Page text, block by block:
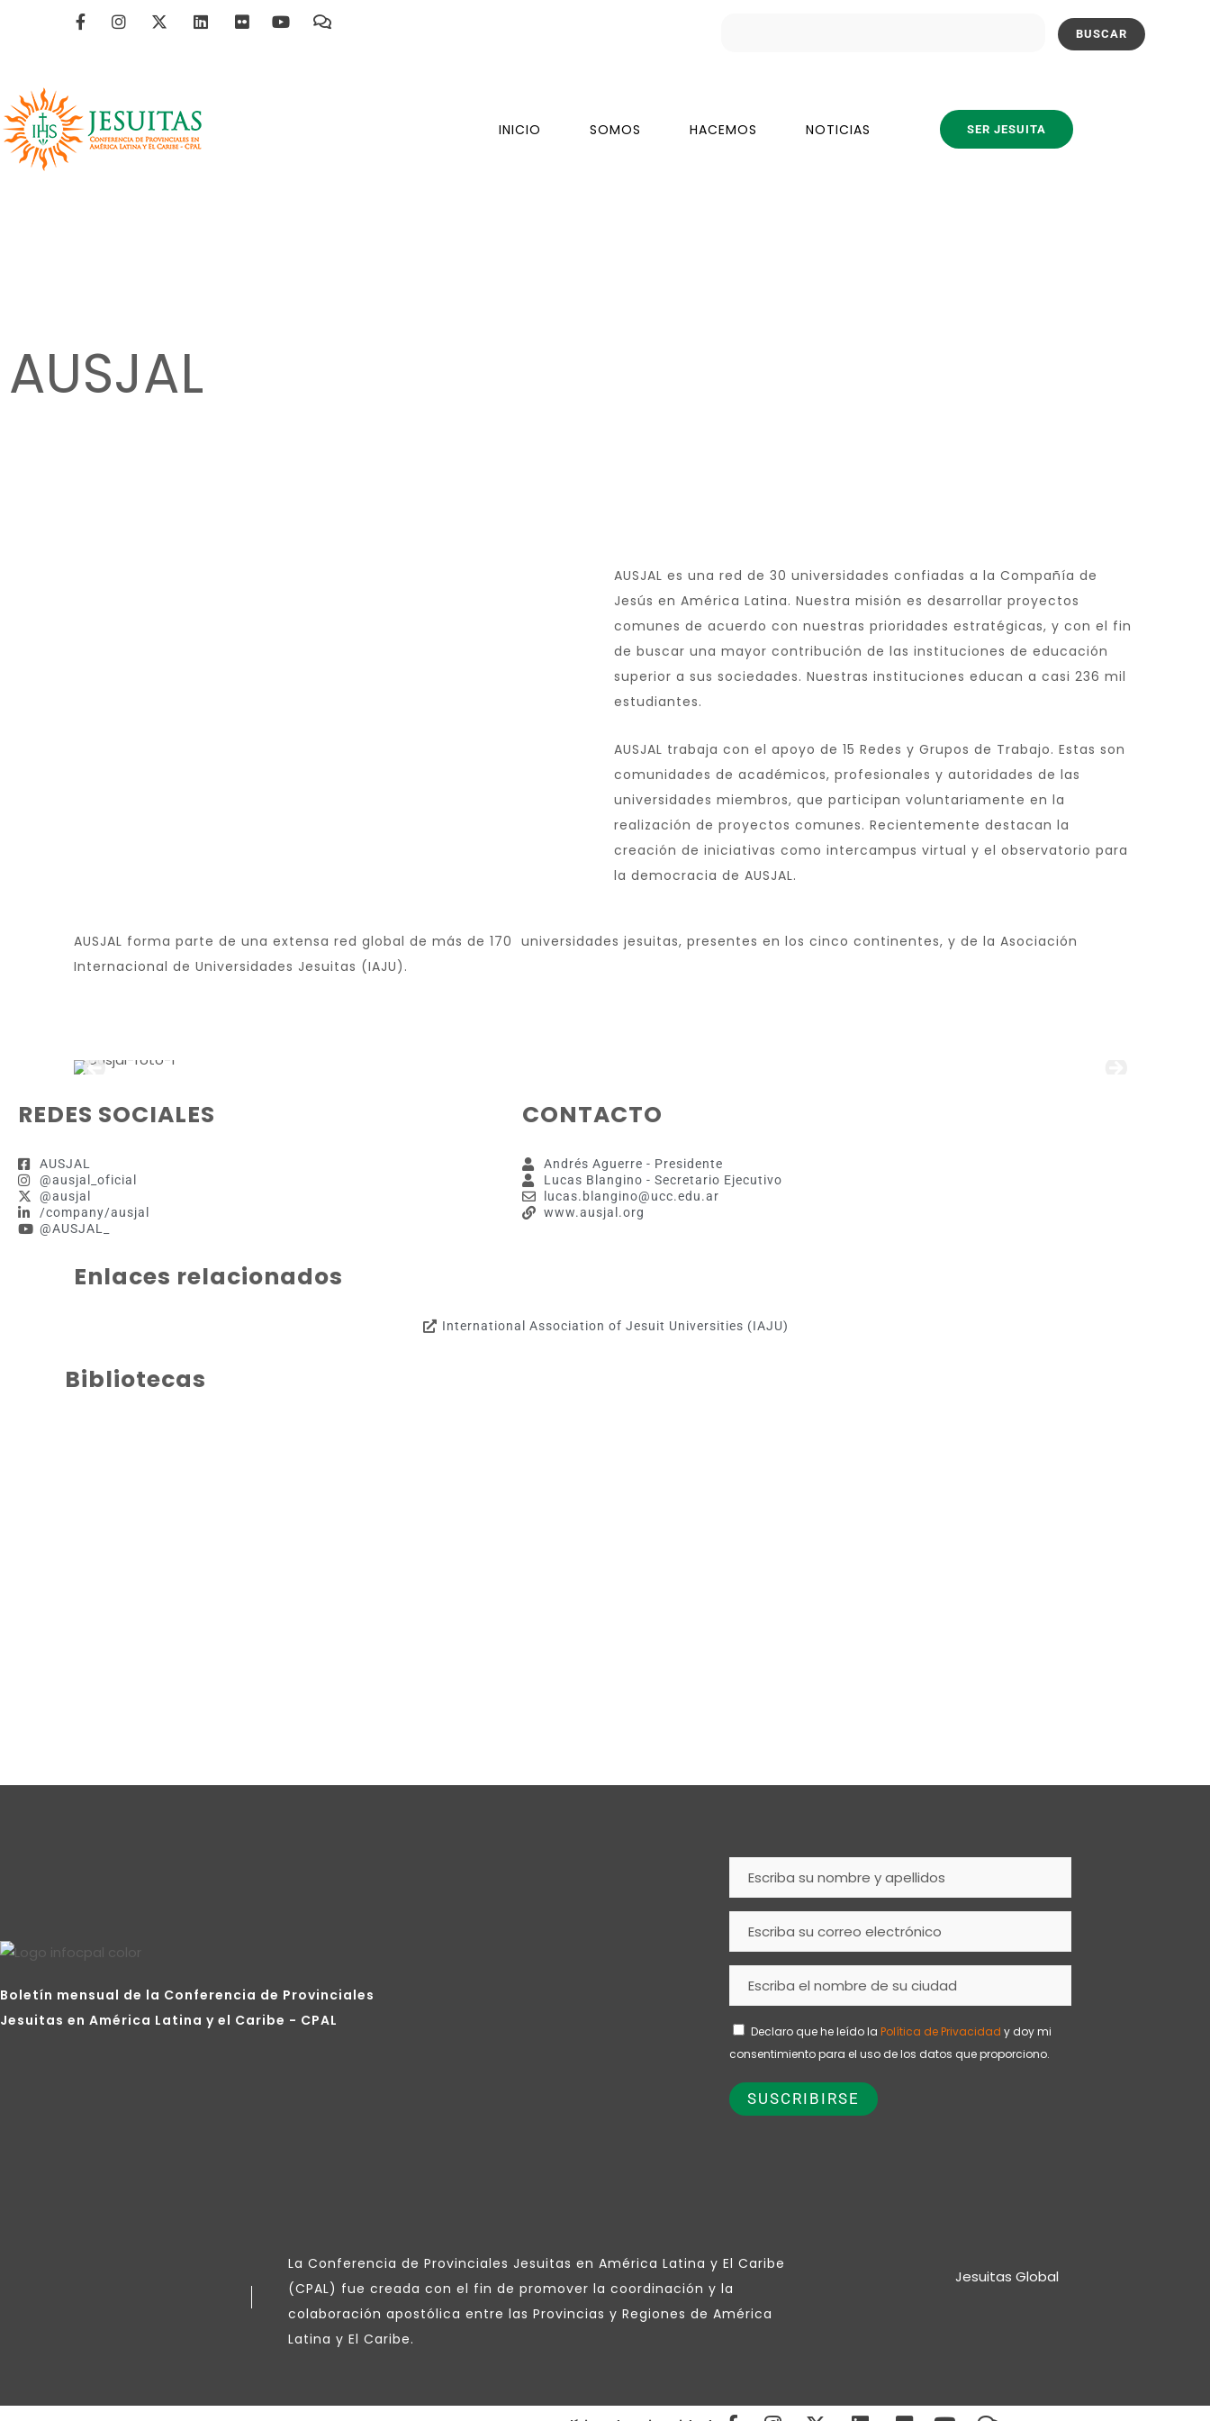
INICIO SOMOS HACEMOS NOTICIAS SER JESUITA
AUSJAL
AUSJAL es una red de 30 universidades confiadas a la Compañía de
Jesús en América Latina. Nuestra misión es desarrollar proyectos
comunes de acuerdo con nuestras prioridades estratégicas, y con el fin
de buscar una mayor contribución de las instituciones de educación
superior a sus sociedades. Nuestras instituciones educan a casi 236 mil
estudiantes.
AUSJAL trabaja con el apoyo de 15 Redes y Grupos de Trabajo. Estas son
comunidades de académicos, profesionales y autoridades de las
universidades miembros, que participan voluntariamente en la
realización de proyectos comunes. Recientemente destacan la
creación de iniciativas como intercampus virtual y el observatorio para
la democracia de AUSJAL.
AUSJAL forma parte de una extensa red global de más de 170 universidades jesuitas, presentes en los cinco continentes, y de la Asociación
Internacional de Universidades Jesuitas (IAJU).
REDES SOCIALES
AUSJAL
@ausjal_oficial
@ausjal
/company/ausjal
@AUSJAL_
CONTACTO
Andrés Aguerre - Presidente
Lucas Blangino - Secretario Ejecutivo
lucas.blangino@ucc.edu.ar
www.ausjal.org
Enlaces relacionados
International Association of Jesuit Universities (IAJU)
Bibliotecas
Boletín mensual de la Conferencia de Provinciales
Jesuitas en América Latina y el Caribe - CPAL
Declaro que he leído la Política de Privacidad y doy mi
consentimiento para el uso de los datos que proporciono.
La Conferencia de Provinciales Jesuitas en América Latina y El Caribe
(CPAL) fue creada con el fin de promover la coordinación y la
colaboración apostólica entre las Provincias y Regiones de América
Latina y El Caribe.
Jesuitas Global